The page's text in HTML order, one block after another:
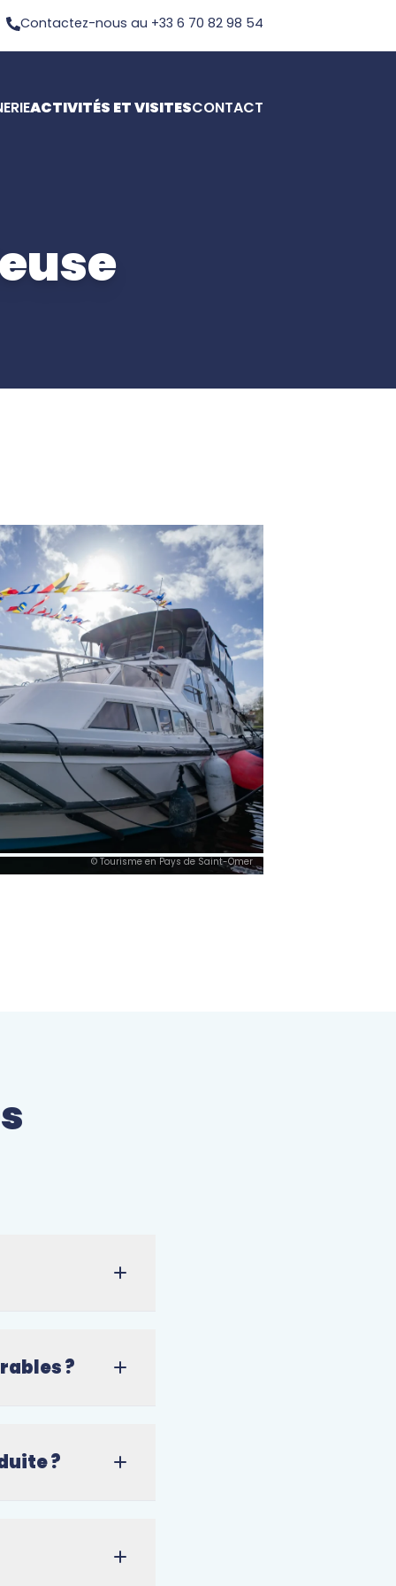
Contactez-nous au +33 6 70 82 98 54
ACTIVITÉS ET VISITESCONTACT
© Tourisme en Pays de Saint-Omer
?
?